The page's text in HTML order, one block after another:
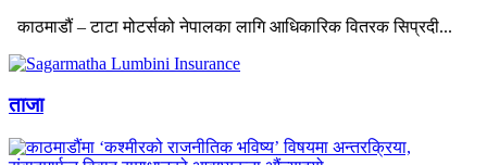
काठमाडौं – टाटा मोटर्सको नेपालका लागि आधिकारिक वितरक सिप्रदी...
ताजा